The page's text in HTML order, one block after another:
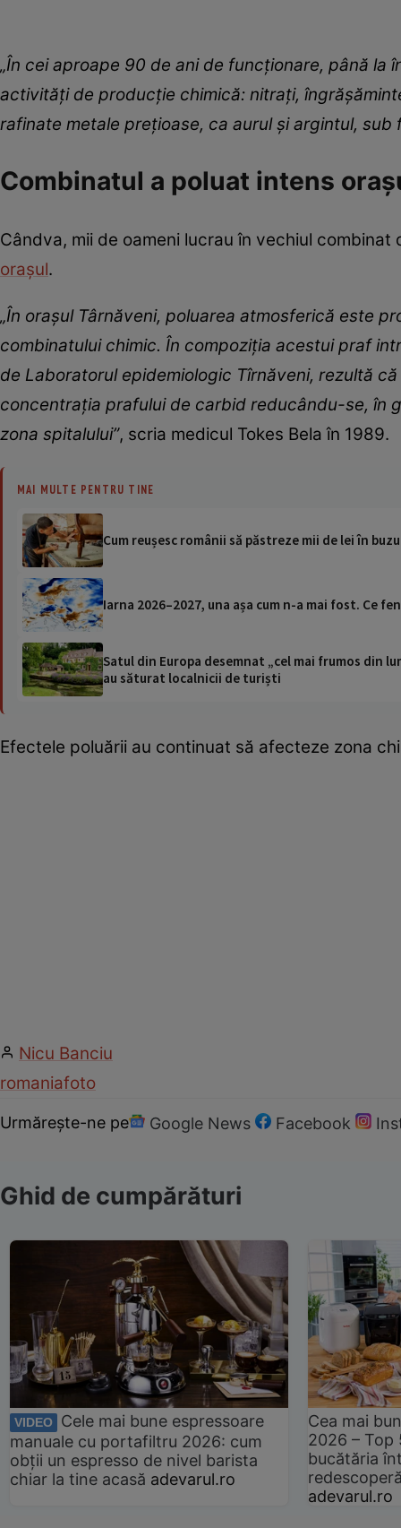
„În cei aproape 90 de ani de funcționare, până
activități de producție chimică: nitrați,
rafinate metale prețioase, ca aurul și argintul, sub
Combinatul a poluat intens
Cândva, mii de oameni lucrau în vechiul
orașul.
„În oraşul Târnăveni, poluarea atmosferică este
combinatului chimic. În compoziţia acestui praf
de Laboratorul epidemiologic Tîrnăveni, rezultă
concentraţia prafului de carbid reducându-se, în
zona spitalului”, scria medicul Tokes Bela în 1989.
MAI MULTE PENTRU TINE
Cum reușesc românii să păstreze mii de lei în
Iarna 2026–2027, una așa cum n-a mai fost. Ce
Satul din Europa desemnat „cel mai frumos din
au săturat localnicii de turiști
Efectele poluării au continuat să afecteze zona
Nicu Banciu
romaniafoto
Urmărește-ne pe Google News Facebook
Ghid de cumpărături
VIDEO
Cele mai bune espressoare
manuale cu portafiltru 2026: cum
obții un espresso de nivel barista
chiar la tine acasă adevarul.ro
Cea mai
2026 –
bucătăria
adevarul.ro